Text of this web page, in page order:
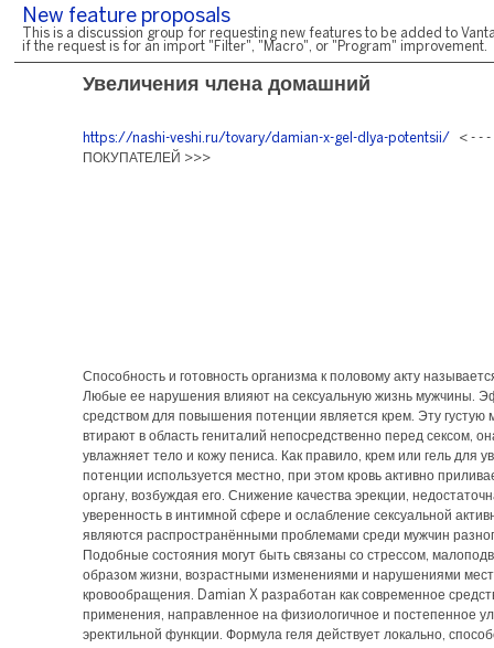
New feature proposals
This is a discussion group for requesting new features to be added to
if the request is for an import "Filter", "Macro", or "Program" improvement.
Увеличения члена домашний
https://nashi-veshi.ru/tovary/damian-x-gel-dlya-potentsii/ < - -
ПОКУПАТЕЛЕЙ >>>
Способность и готовность организма к половому акту
Любые ее нарушения влияют на сексуальную жизнь мужчины.
средством для повышения потенции является крем. Эту густую
втирают в область гениталий непосредственно перед сексом,
увлажняет тело и кожу пениса. Как правило, крем или гель для
потенции используется местно, при этом кровь активно
органу, возбуждая его. Снижение качества эрекции,
уверенность в интимной сфере и ослабление сексуальной
являются распространёнными проблемами среди мужчин
Подобные состояния могут быть связаны со стрессом,
образом жизни, возрастными изменениями и нарушениями
кровообращения. Damian X разработан как современное
применения, направленное на физиологичное и постепенное
эректильной функции. Формула геля действует локально,